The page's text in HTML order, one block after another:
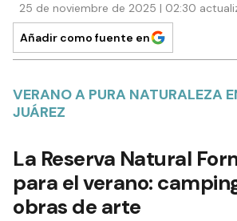
25 de noviembre de 2025 | 02:30
Añadir como fuente en
VERANO A PURA NATURALEZA
JUÁREZ
La Reserva Natural
para el verano:
obras de arte